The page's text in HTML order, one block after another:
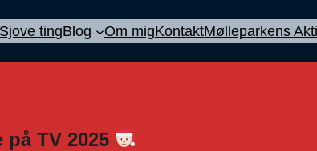
Sjove tingBlog Om migKontaktMølleparkens
TV 2025